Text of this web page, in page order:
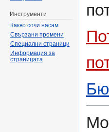
Инструменти
Какво сочи насам
Свързани промени
Специални страници
Информация за
страницата